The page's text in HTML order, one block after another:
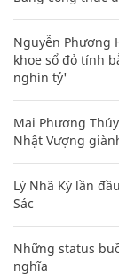
Nguyễn Phương
khoe sổ đỏ tính
nghìn tỷ'
Mai Phương
Nhật Vượng
Lý Nhã Kỳ lần
Sác
Những status
nghĩa